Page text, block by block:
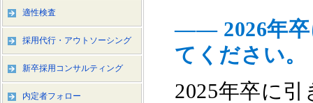
―― 2026年卒
てください。
2025年卒に
適性検査
採用代行・アウトソーシング
新卒採用コンサルティング
内定者フォロー